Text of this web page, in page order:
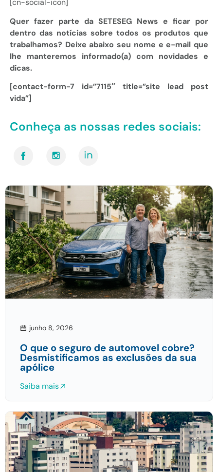
[cn-social-icon]
Quer fazer parte da SETESEG News e ficar por
dentro das notícias sobre todos os produtos que
trabalhamos? Deixe abaixo seu nome e e-mail que
lhe manteremos informado(a) com novidades e
dicas.
[contact-form-7 id=”7115″ title=”site lead post
vida”]
Conheça as nossas redes sociais:
junho 8, 2026
O que o seguro de automovel cobre?
Desmistificamos as exclusões da sua
apólice
Saiba mais